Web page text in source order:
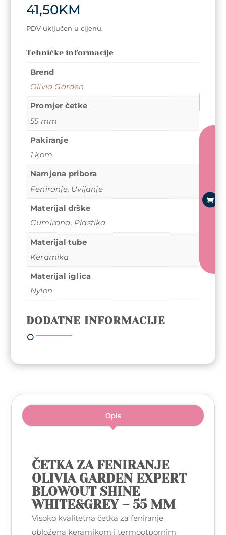
41,50KM
PDV uključen u cijenu.
Tehničke informacije
Brend
Olivia Garden
Promjer četke
55 mm
Pakiranje
1 kom
Namjena pribora
Feniranje, Uvijanje
Materijal drške
Gumirana, Plastika
Materijal tube
Keramika
Materijal iglica
Nylon
Četka
Olivia
Garden
55
DODATNE INFORMACIJE
Opis
ČETKA ZA FENIRANJE
OLIVIA GARDEN EXPERT
BLOWOUT SHINE
WHITE&GREY – 55 MM
Visoko kvalitetna četka za feniranje
obložena keramikom i termootpornim